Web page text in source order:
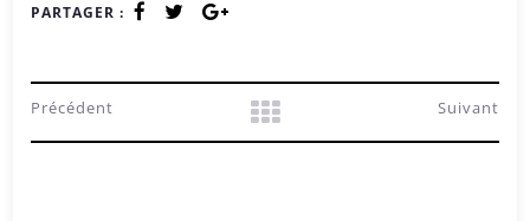
PARTAGER :
Précédent Suivant